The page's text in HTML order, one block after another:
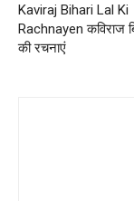
Kaviraj Bihari Lal Ki
Rachnayen कविराज
की रचनाएं